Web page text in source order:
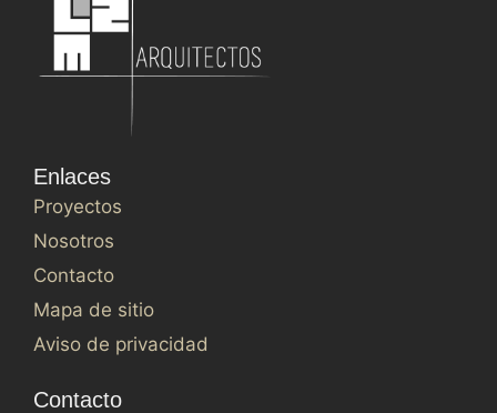
Enlaces
Proyectos
Nosotros
Contacto
Mapa de sitio
Aviso de privacidad
Contacto